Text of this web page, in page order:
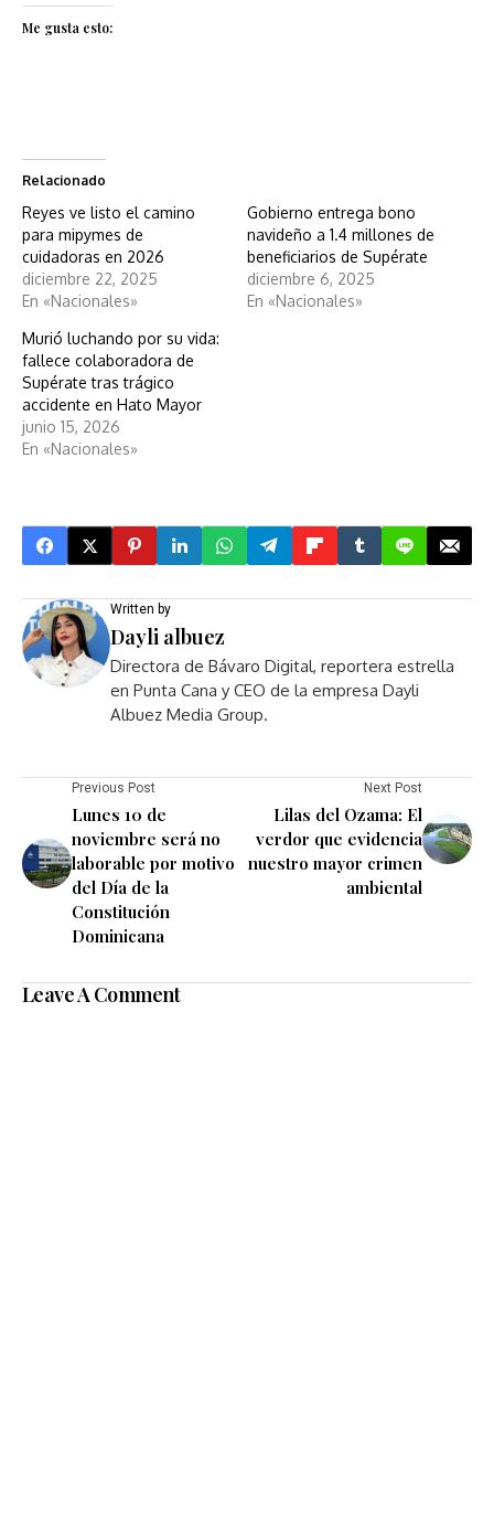
Me gusta esto:
Relacionado
Reyes ve listo el camino
para mipymes de
cuidadoras en 2026
diciembre 22, 2025
En «Nacionales»
Gobierno entrega bono
navideño a 1.4 millones de
beneficiarios de Supérate
diciembre 6, 2025
En «Nacionales»
Murió luchando por su vida:
fallece colaboradora de
Supérate tras trágico
accidente en Hato Mayor
junio 15, 2026
En «Nacionales»
Written by
Dayli albuez
Directora de Bávaro Digital, reportera estrella
en Punta Cana y CEO de la empresa Dayli
Albuez Media Group.
Previous Post
Lunes 10 de
noviembre será no
laborable por motivo
del Día de la
Constitución
Dominicana
Next Post
Lilas del Ozama: El
verdor que evidencia
nuestro mayor crimen
ambiental
Leave A Comment